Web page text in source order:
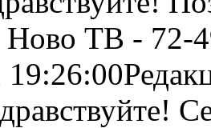
Ново ТВ - 72-
19:26:00